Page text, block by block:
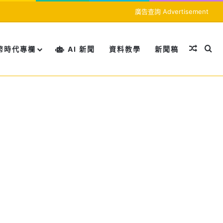
廣告查詢 Advertisement
時代專欄 AI 新聞 資料教學 新聞稿 隨機文
搜